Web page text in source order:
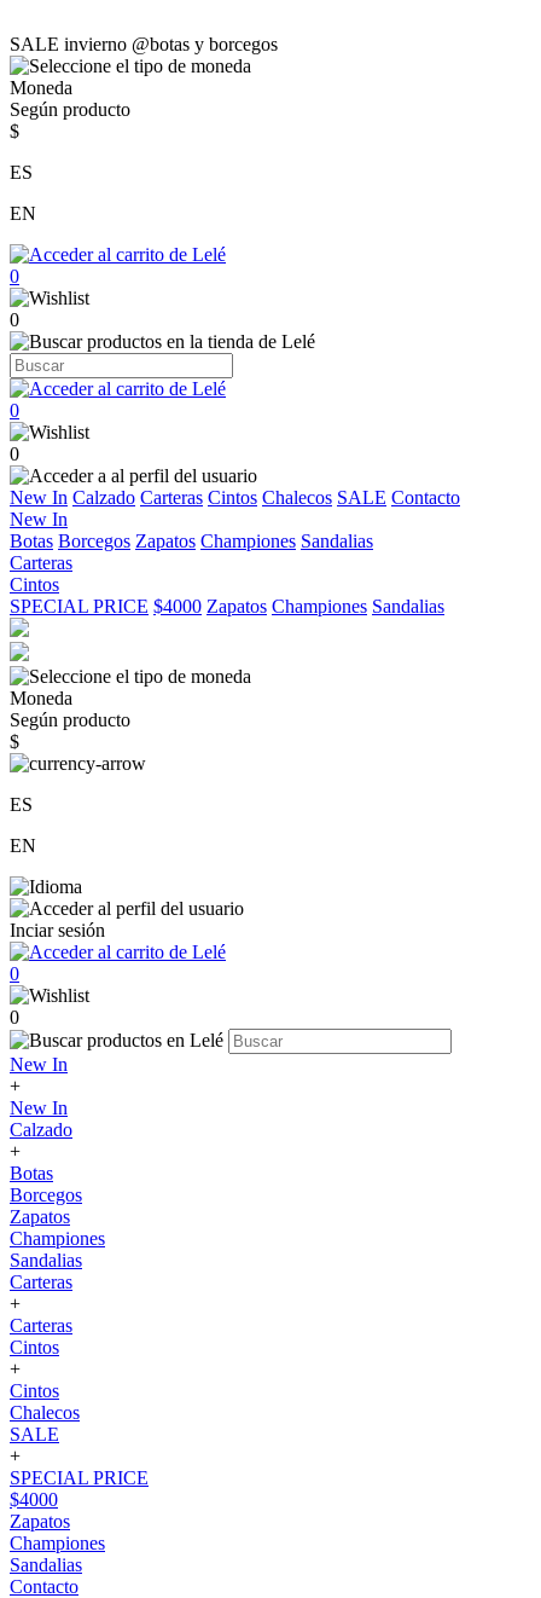
SALE invierno @botas y borcegos
Moneda
Según producto
$
ES
EN
0
0
0
0
New In Calzado Carteras Cintos Chalecos SALE Contacto
New In
Botas Borcegos Zapatos Championes Sandalias
Carteras
Cintos
SPECIAL PRICE $4000 Zapatos Championes Sandalias
Moneda
Según producto
$
ES
EN
Inciar sesión
0
0
New In
+
New In
Calzado
+
Botas
Borcegos
Zapatos
Championes
Sandalias
Carteras
+
Carteras
Cintos
+
Cintos
Chalecos
SALE
+
SPECIAL PRICE
$4000
Zapatos
Championes
Sandalias
Contacto